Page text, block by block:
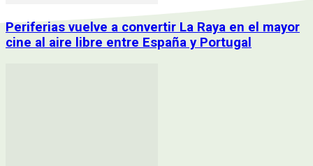
Periferias vuelve a convertir La Raya en el mayor
cine al aire libre entre España y Portugal